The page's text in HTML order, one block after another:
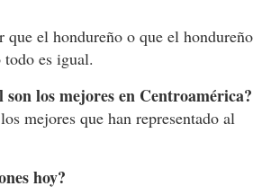
el hondureño o que el hondureño
es igual.
los mejores en Centroamérica?
mejores que han representado al
hoy?